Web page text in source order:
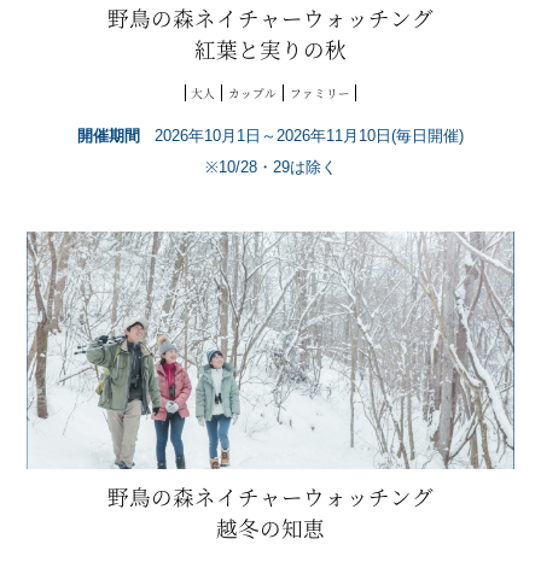
野鳥の森ネイチャーウォッチング
紅葉と実りの秋
大人 カップル ファミリー
開催期間
2026年10月1日～2026年11月10日(毎日開催)
※10/28・29は除く
野鳥の森ネイチャーウォッチング
越冬の知恵